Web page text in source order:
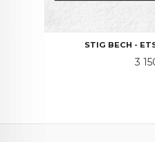
STIG BECH -
Pris
3